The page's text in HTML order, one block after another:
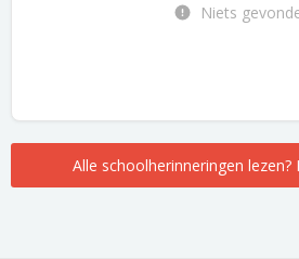
Niets
Alle schoolherinneringen lezen?